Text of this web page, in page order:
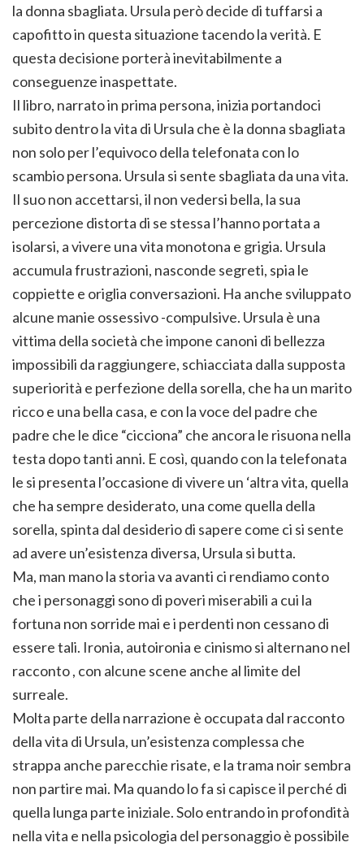
la donna sbagliata. Ursula però decide di tuffarsi a
capofitto in questa situazione tacendo la verità. E
questa decisione porterà inevitabilmente a
conseguenze inaspettate.
Il libro, narrato in prima persona, inizia portandoci
subito dentro la vita di Ursula che è la donna sbagliata
non solo per l’equivoco della telefonata con lo
scambio persona. Ursula si sente sbagliata da una vita.
Il suo non accettarsi, il non vedersi bella, la sua
percezione distorta di se stessa l’hanno portata a
isolarsi, a vivere una vita monotona e grigia. Ursula
accumula frustrazioni, nasconde segreti, spia le
coppiette e origlia conversazioni. Ha anche sviluppato
alcune manie ossessivo -compulsive. Ursula è una
vittima della società che impone canoni di bellezza
impossibili da raggiungere, schiacciata dalla supposta
superiorità e perfezione della sorella, che ha un marito
ricco e una bella casa, e con la voce del padre che
padre che le dice “cicciona” che ancora le risuona nella
testa dopo tanti anni. E così, quando con la telefonata
le si presenta l’occasione di vivere un ‘altra vita, quella
che ha sempre desiderato, una come quella della
sorella, spinta dal desiderio di sapere come ci si sente
ad avere un’esistenza diversa, Ursula si butta.
Ma, man mano la storia va avanti ci rendiamo conto
che i personaggi sono di poveri miserabili a cui la
fortuna non sorride mai e i perdenti non cessano di
essere tali. Ironia, autoironia e cinismo si alternano nel
racconto , con alcune scene anche al limite del
surreale.
Molta parte della narrazione è occupata dal racconto
della vita di Ursula, un’esistenza complessa che
strappa anche parecchie risate, e la trama noir sembra
non partire mai. Ma quando lo fa si capisce il perché di
quella lunga parte iniziale. Solo entrando in profondità
nella vita e nella psicologia del personaggio è possibile